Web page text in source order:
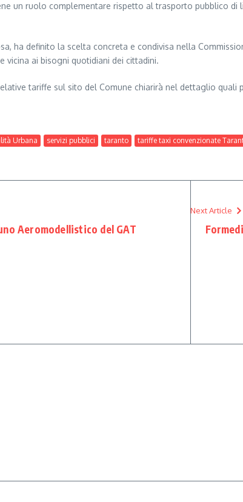
un ruolo complementare rispetto al trasporto pubblico
ha definito la scelta concreta e condivisa nella
vicina ai bisogni quotidiani dei cittadini.
tariffe sul sito del Comune chiarirà nel dettaglio quali
Urbana servizi pubblici taranto tariffe taxi convenzionate
Aeromodellistico del GAT
Next Article